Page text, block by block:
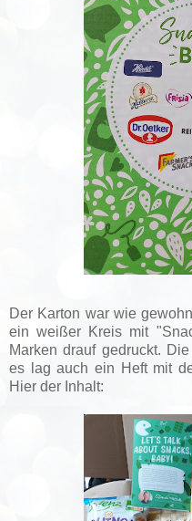
Der Karton war wie
ein weißer Kreis mit
Marken drauf gedruckt.
es lag auch ein Heft mit
Hier der Inhalt: